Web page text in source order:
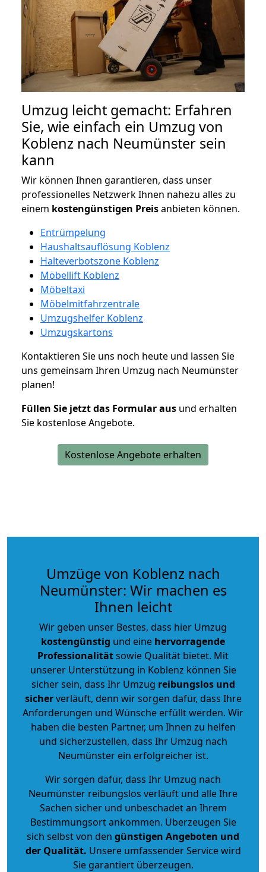
Umzug leicht gemacht: Erfahren
Sie, wie einfach ein Umzug von
Koblenz nach Neumünster sein
kann
Wir können Ihnen garantieren, dass unser
professionelles Netzwerk Ihnen nahezu alles zu
einem kostengünstigen Preisanbieten können.
Entrümpelung
Haushaltsauflösung Koblenz
Halteverbotszone Koblenz
Möbellift Koblenz
Möbeltaxi
Möbelmitfahrzentrale
Umzugshelfer Koblenz
Umzugskartons
Kontaktieren Sie uns noch heute und lassen Sie
uns gemeinsam Ihren Umzug nach Neumünster
planen!
Füllen Sie jetzt das Formular aus und erhalten
Sie kostenlose Angebote.
Kostenlose Angebote erhalten
Umzüge von Koblenz nach
Neumünster: Wir machen es
Ihnen leicht
Wir geben unser Bestes, dass hier Umzug
kostengünstig und eine hervorragende
Professionalitätsowie Qualität bietet. Mit
unserer Unterstützung in Koblenz können Sie
sicher sein, dass Ihr Umzug reibungslos und
sicherverläuft, denn wir sorgen dafür, dass Ihre
Anforderungen und Wünsche erfüllt werden. Wir
haben die besten Partner, um Ihnen zu helfen
und sicherzustellen, dass Ihr Umzug nach
Neumünster ein erfolgreicher ist.
Wir sorgen dafür, dass Ihr Umzug nach
Neumünster reibungslos verläuft und alle Ihre
Sachen sicher und unbeschadet an Ihrem
Bestimmungsort ankommen. Überzeugen Sie
sich selbst von den günstigen Angeboten und
der Qualität. Unsere umfassender Service wird
Sie garantiert überzeugen.